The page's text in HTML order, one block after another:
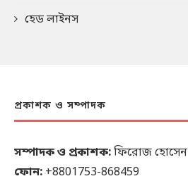
হেড লাইনস
প্রকাশক ও সম্পাদক
সম্পাদক ও প্রকাশক:ফিরোজ হোসেন
ফোন: +8801753-868459